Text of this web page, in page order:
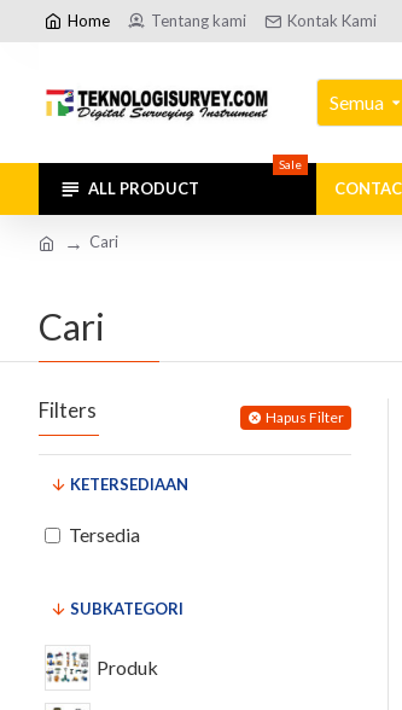
Home Tentang kami Kontak Kami
Semua
ALL PRODUCT
Sale
Cari
Cari
Filters Hapus Filter
SUBKATEGORI
Produk
KETERSEDIAAN
Tersedia